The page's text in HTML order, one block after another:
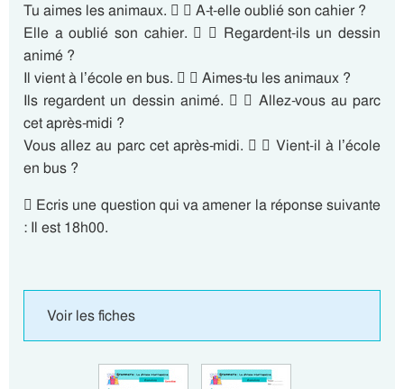
Tu aimes les animaux.   A-t-elle oublié son cahier ?
Elle a oublié son cahier.   Regardent-ils un dessin
animé ?
Il vient à l’école en bus.   Aimes-tu les animaux ?
Ils regardent un dessin animé.   Allez-vous au parc
cet après-midi ?
Vous allez au parc cet après-midi.   Vient-il à l’école
en bus ?
 Ecris une question qui va amener la réponse suivante
: Il est 18h00.
Voir les fiches